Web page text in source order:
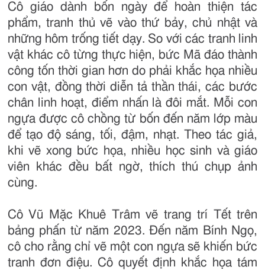
Cô giáo dành bốn ngày để hoàn thiện tác
phẩm, tranh thủ vẽ vào thứ bảy, chủ nhật và
những hôm trống tiết dạy. So với các tranh linh
vật khác cô từng thực hiện, bức Mã đáo thành
công tốn thời gian hơn do phải khắc họa nhiều
con vật, đồng thời diễn tả thần thái, các bước
chân linh hoạt, điểm nhấn là đôi mắt. Mỗi con
ngựa được cô chồng từ bốn đến năm lớp màu
để tạo độ sáng, tối, đậm, nhạt. Theo tác giả,
khi vẽ xong bức họa, nhiều học sinh và giáo
viên khác đều bất ngờ, thích thú chụp ảnh
cùng.
Cô Vũ Mặc Khuê Trâm vẽ trang trí Tết trên
bảng phấn từ năm 2023. Đến năm Bính Ngọ,
cô cho rằng chỉ vẽ một con ngựa sẽ khiến bức
tranh đơn điệu. Cô quyết định khắc họa tám